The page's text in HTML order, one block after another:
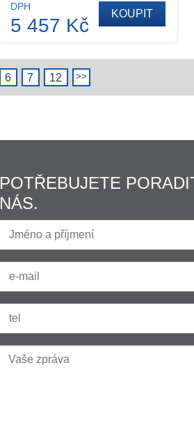
DPH
5 457 Kč
KOUPIT
6 7 12
POTŘEBUJETE
NÁS.